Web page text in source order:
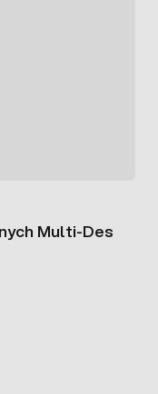
Multi-Des